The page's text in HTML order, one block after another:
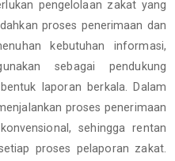
pengelolaan zakat yang
proses penerimaan dan
kebutuhan informasi,
sebagai pendukung
laporan berkala. Dalam
proses penerimaan
sehingga rentan
proses pelaporan zakat.